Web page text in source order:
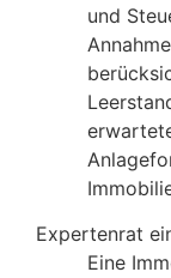
und
Expertenrat
Eine